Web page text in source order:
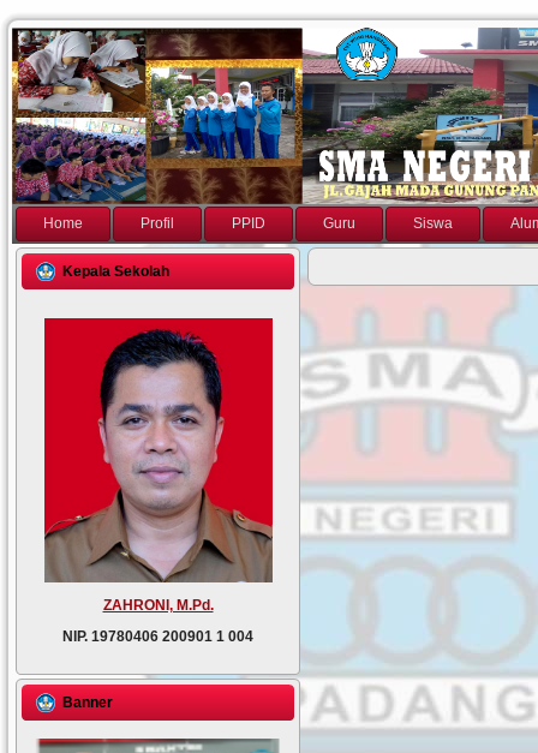
Home Profil PPID Guru Siswa
Kepala Sekolah
ZAHRONI, M.Pd.
NIP. 19780406 200901 1 004
Banner